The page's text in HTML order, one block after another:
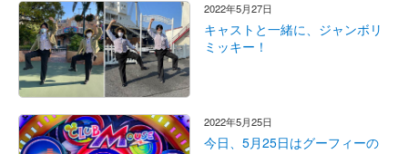
2022年5月27日
キャストと一緒に、ジャンボリ
ミッキー！
2022年5月25日
今日、5月25日はグーフィーの